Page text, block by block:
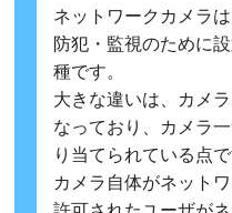
ネットワークカメラ
防犯・監視のために
種です。
大きな違いは、カメ
なっており、カメラ
り当てられている点で
カメラ自体がネット